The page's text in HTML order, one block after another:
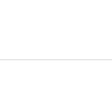
uit te voeren met